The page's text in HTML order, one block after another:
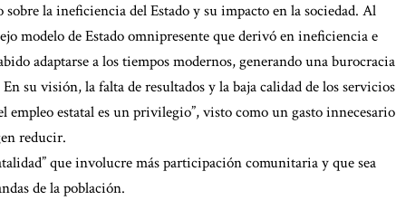
la ineficiencia del Estado y su impacto en la sociedad. Al
modelo de Estado omnipresente que derivó en ineficiencia e
adaptarse a los tiempos modernos, generando una burocracia
su visión, la falta de resultados y la baja calidad de los servicios
empleo estatal es un privilegio”, visto como un gasto innecesario
reducir.
que involucre más participación comunitaria y que sea
de la población.